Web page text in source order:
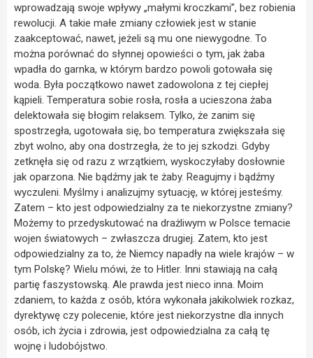
wprowadzają swoje wpływy „małymi kroczkami”, bez robienia
rewolucji. A takie małe zmiany człowiek jest w stanie
zaakceptować, nawet, jeżeli są mu one niewygodne. To
można porównać do słynnej opowieści o tym, jak żaba
wpadła do garnka, w którym bardzo powoli gotowała się
woda. Była początkowo nawet zadowolona z tej ciepłej
kąpieli. Temperatura sobie rosła, rosła a ucieszona żaba
delektowała się błogim relaksem. Tylko, że zanim się
spostrzegła, ugotowała się, bo temperatura zwiększała się
zbyt wolno, aby ona dostrzegła, że to jej szkodzi. Gdyby
zetknęła się od razu z wrzątkiem, wyskoczyłaby dosłownie
jak oparzona. Nie bądźmy jak te żaby. Reagujmy i bądźmy
wyczuleni. Myślmy i analizujmy sytuację, w której jesteśmy.
Zatem – kto jest odpowiedzialny za te niekorzystne zmiany?
Możemy to przedyskutować na drażliwym w Polsce temacie
wojen światowych – zwłaszcza drugiej. Zatem, kto jest
odpowiedzialny za to, że Niemcy napadły na wiele krajów – w
tym Polskę? Wielu mówi, że to Hitler. Inni stawiają na całą
partię faszystowską. Ale prawda jest nieco inna. Moim
zdaniem, to każda z osób, która wykonała jakikolwiek rozkaz,
dyrektywę czy polecenie, które jest niekorzystne dla innych
osób, ich życia i zdrowia, jest odpowiedzialna za całą tę
wojnę i ludobójstwo.